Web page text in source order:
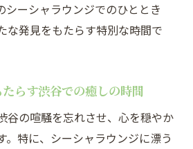
シーシャラウンジでのひととき
な発見をもたらす特別な時間で
らす渋谷での癒しの時間
谷の喧騒を忘れさせ、心を穏やか
。特に、シーシャラウンジに漂う